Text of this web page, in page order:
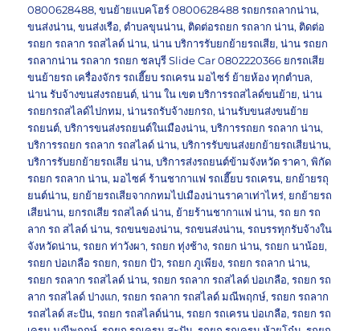
0800628488,ขนย้ายแบคโฮร์ 0800628488 รถยกรถลากน่าน,
ขนส่งน่าน,ขนส่งเรือ, ตำบลขุนน่าน, ติดต่อรถยก รถลาก น่าน, ติดต่อ
รถยก รถลาก รถสไลด์ น่าน,น่าน บริการรับยกย้ายรถเสีย,น่าน รถยก
รถลากน่าน รถลาก รถยก ชลบุรี Slide Car 0802220366 ยกรถเสีย
ขนย้ายรถ เครื่องจักร รถเฮี๊ยบ รถเครน มอไซร์ ย้ายห้อง ทุกตำบล,
น่าน รับจ้างขนส่งรถยนต์,น่าน ใน เขต บริการรถสไลด์ขนย้าย,น่าน
รถยกรถสไลด์ไปกทม,น่านรถรับจ้างยกรถ,น่านรับขนส่งขนย้าย
รถยนต์,บริการขนส่งรถยนต์ในเมืองน่าน,บริการรถยก รถลาก น่าน,
บริการรถยก รถลาก รถสไลด์ น่าน,บริการรับขนส่งยกย้ายรถเสียน่าน,
บริการรับยกย้ายรถเสีย น่าน,บริการส่งรถยนต์ข้ามจังหวัด ราคา,พิกัด
รถยก รถลาก น่าน,มอไซค์ ร้านชากาแฟ รถเฮี๊ยบ รถเครน, ยกย้ายรถุ
ยนต์น่าน, ยกย้ายรถเสียจากกทมไปเมืองน่านราคาเท่าไหร่, ยกย้ายรถ
เสียน่าน, ยกรถเสีย รถสไลด์ น่าน, ย้ายร้านชากาแฟ น่าน,รถ ยก รถ
ลาก รถ สไลด์ น่าน,รถขนของน่าน,รถขนส่งน่าน,รถบรรทุกรับจ้างใน
จังหวัดน่าน,รถยก ท่าวังผา,รถยก ทุ่งช้าง,รถยก น่าน,รถยก นาน้อย,
รถยก บ่อเกลือ รถยก,รถยก ปัว,รถยก ภูเพียง,รถยก รถลาก น่าน,
รถยก รถลาก รถสไลด์ น่าน,รถยก รถลาก รถสไลด์ บ่อเกลือ,รถยก รถ
ลาก รถสไลด์ ปางแก,รถยก รถลาก รถสไลด์ มณีพฤกษ์,รถยก รถลาก
รถสไลด์ สะปัน,รถยก รถสไลด์น่าน,รถยก รถเครน บ่อเกลือ,รถยก รถ